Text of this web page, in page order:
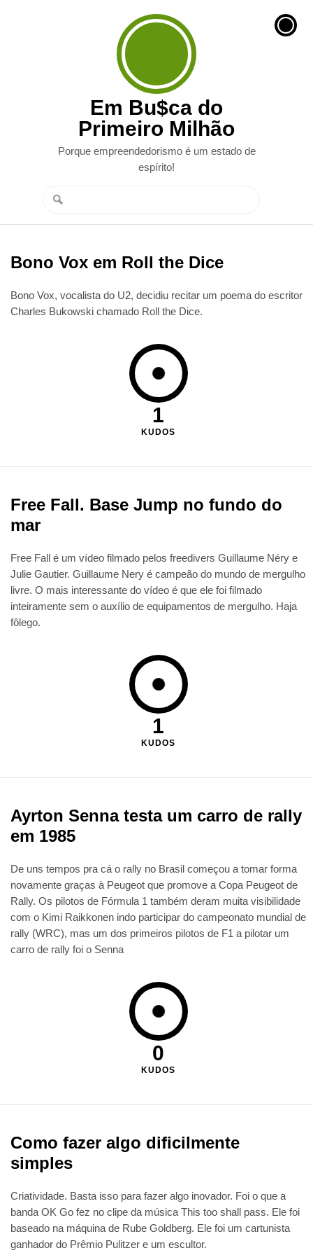
Em Bu$ca do
Primeiro Milhão
Porque empreendedorismo é um estado de
espírito!
Bono Vox em Roll the Dice
Bono Vox, vocalista do U2, decidiu recitar um poema do escritor
Charles Bukowski chamado Roll the Dice.
1
KUDOS
Free Fall. Base Jump no fundo do
mar
Free Fall é um vídeo filmado pelos freedivers Guillaume Néry e
Julie Gautier. Guillaume Nery é campeão do mundo de mergulho
livre. O mais interessante do vídeo é que ele foi filmado
inteiramente sem o auxílio de equipamentos de mergulho. Haja
fôlego.
1
KUDOS
Ayrton Senna testa um carro de rally
em 1985
De uns tempos pra cá o rally no Brasil começou a tomar forma
novamente graças à Peugeot que promove a Copa Peugeot de
Rally. Os pilotos de Fórmula 1 também deram muita visibilidade
com o Kimi Raikkonen indo participar do campeonato mundial de
rally (WRC), mas um dos primeiros pilotos de F1 a pilotar um
carro de rally foi o Senna
0
KUDOS
Como fazer algo dificilmente
simples
Criatividade. Basta isso para fazer algo inovador. Foi o que a
banda OK Go fez no clipe da música This too shall pass. Ele foi
baseado na máquina de Rube Goldberg. Ele foi um cartunista
ganhador do Prêmio Pulitzer e um escultor.